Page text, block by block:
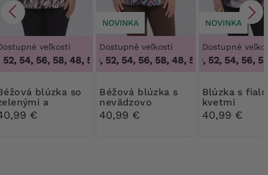
veľkosti
54, 56, 58,48, 50, 52, 54, 56, 58
so
a
vzormi
€
NOVINKA
Dostupné veľkosti
48, 50, 52, 54, 56, 58,48, 50, 52, 54, 56, 58
Béžová blúzka s
nevädzovo
modrými a
oranžovými vzormi
40,99 €
NOVINKA
Dostupné
48, 50, 52, 54, 56, 58
Blúzka s fialovými
kvetmi
40,99 €